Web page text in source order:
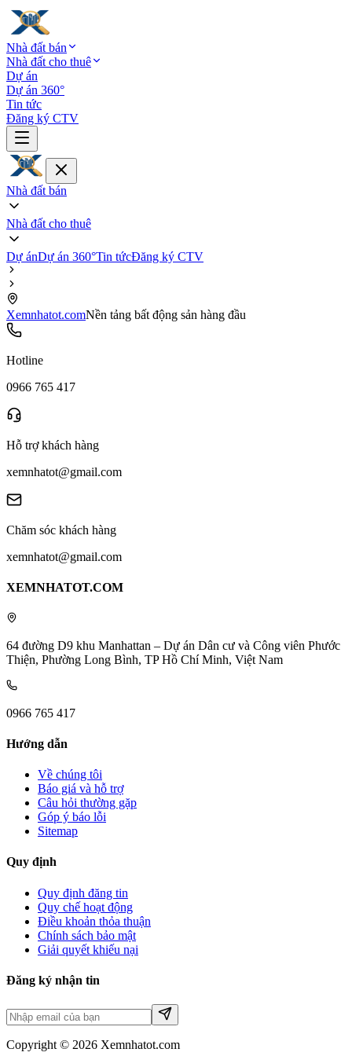
Nhà đất bán
Nhà đất cho thuê
Dự án
Dự án 360°
Tin tức
Đăng ký CTV
Nhà đất bán
Nhà đất cho thuê
Dự ánDự án 360°Tin tứcĐăng ký CTV
Xemnhatot.comNền tảng bất động sản hàng đầu
Hotline
0966 765 417
Hỗ trợ khách hàng
xemnhatot@gmail.com
Chăm sóc khách hàng
xemnhatot@gmail.com
XEMNHATOT.COM
64 đường D9 khu Manhattan – Dự án Dân cư và Công viên Phước
Thiện, Phường Long Bình, TP Hồ Chí Minh, Việt Nam
0966 765 417
Hướng dẫn
Về chúng tôi
Báo giá và hỗ trợ
Câu hỏi thường gặp
Góp ý báo lỗi
Sitemap
Quy định
Quy định đăng tin
Quy chế hoạt động
Điều khoản thỏa thuận
Chính sách bảo mật
Giải quyết khiếu nại
Đăng ký nhận tin
Copyright © 2026 Xemnhatot.com